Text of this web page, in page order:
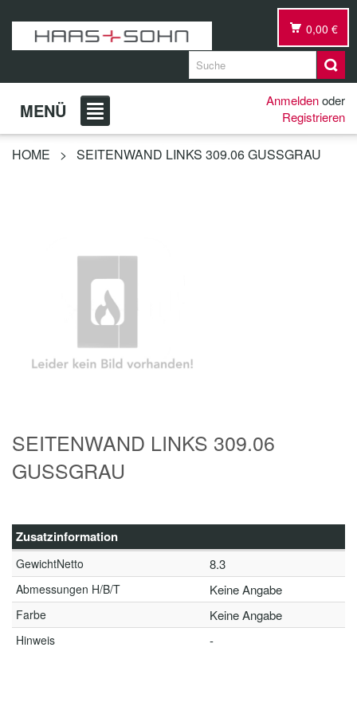
0,00 €
MENÜ Anmeldenoder
Registrieren
HOME > SEITENWAND LINKS 309.06 GUSSGRAU
SEITENWAND LINKS 309.06
GUSSGRAU
Zusatzinformation
GewichtNetto 8.3
Abmessungen H/B/T Keine Angabe
Farbe Keine Angabe
Hinweis -